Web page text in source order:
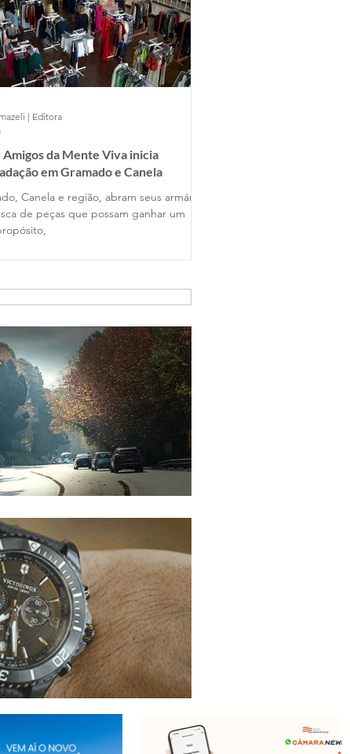
Amigos da Mente Viva inicia
em Gramado e Canela
Canela e região, abram seus armários
de peças que possam ganhar um
| Editora